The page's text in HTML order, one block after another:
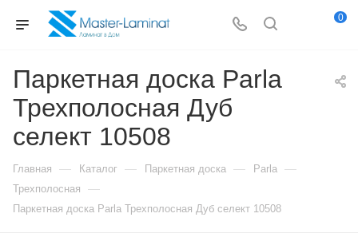
0
Паркетная доска Parla
Трехполосная Дуб
селект 10508
Главная — Каталог — Паркетная доска — Parla —
Трехполосная —
Паркетная доска Parla Трехполосная Дуб селект 10508